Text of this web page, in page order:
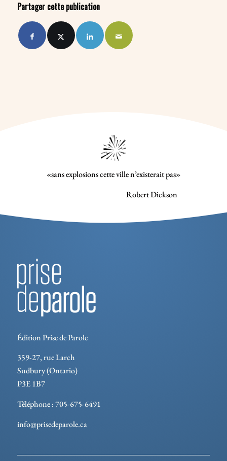
Partager cette publication
«sans explosions cette ville n’existerait pas»
Robert Dickson
Édition Prise de Parole
359-27, rue Larch
Sudbury (Ontario)
P3E 1B7
Téléphone : 705-675-6491
info@prisedeparole.ca